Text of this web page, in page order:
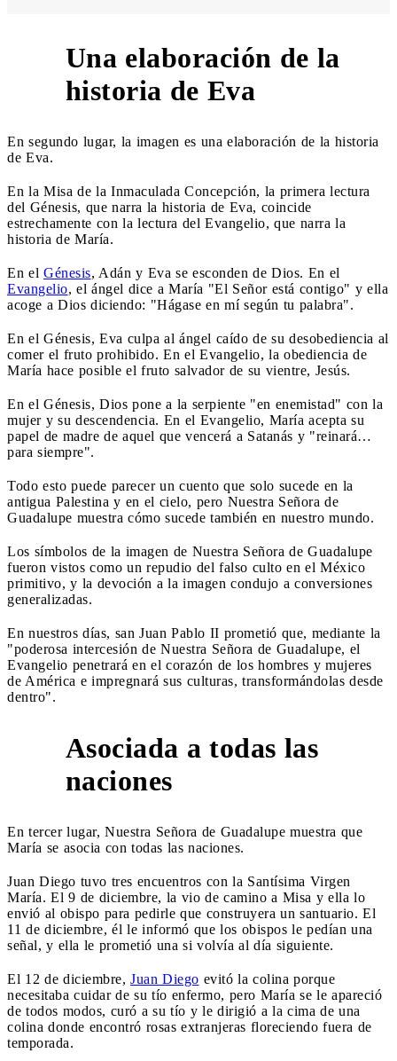
Una elaboración de la
historia de Eva
En segundo lugar, la imagen es una elaboración de la historia
de Eva.
En la Misa de la Inmaculada Concepción, la primera lectura
del Génesis, que narra la historia de Eva, coincide
estrechamente con la lectura del Evangelio, que narra la
historia de María.
En el Génesis, Adán y Eva se esconden de Dios. En el
Evangelio, el ángel dice a María "El Señor está contigo" y ella
acoge a Dios diciendo: "Hágase en mí según tu palabra".
En el Génesis, Eva culpa al ángel caído de su desobediencia al
comer el fruto prohibido. En el Evangelio, la obediencia de
María hace posible el fruto salvador de su vientre, Jesús.
En el Génesis, Dios pone a la serpiente "en enemistad" con la
mujer y su descendencia. En el Evangelio, María acepta su
papel de madre de aquel que vencerá a Satanás y "reinará…
para siempre".
Todo esto puede parecer un cuento que solo sucede en la
antigua Palestina y en el cielo, pero Nuestra Señora de
Guadalupe muestra cómo sucede también en nuestro mundo.
Los símbolos de la imagen de Nuestra Señora de Guadalupe
fueron vistos como un repudio del falso culto en el México
primitivo, y la devoción a la imagen condujo a conversiones
generalizadas.
En nuestros días, san Juan Pablo II prometió que, mediante la
"poderosa intercesión de Nuestra Señora de Guadalupe, el
Evangelio penetrará en el corazón de los hombres y mujeres
de América e impregnará sus culturas, transformándolas desde
dentro".
Asociada a todas las
naciones
En tercer lugar, Nuestra Señora de Guadalupe muestra que
María se asocia con todas las naciones.
Juan Diego tuvo tres encuentros con la Santísima Virgen
María. El 9 de diciembre, la vio de camino a Misa y ella lo
envió al obispo para pedirle que construyera un santuario. El
11 de diciembre, él le informó que los obispos le pedían una
señal, y ella le prometió una si volvía al día siguiente.
El 12 de diciembre, Juan Diego evitó la colina porque
necesitaba cuidar de su tío enfermo, pero María se le apareció
de todos modos, curó a su tío y le dirigió a la cima de una
colina donde encontró rosas extranjeras floreciendo fuera de
temporada.